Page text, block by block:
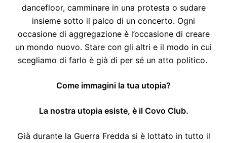
dancefloor, camminare in una protesta o sudare
insieme sotto il palco di un concerto. Ogni
occasione di aggregazione è l’occasione di creare
un mondo nuovo. Stare con gli altri e il modo in cui
scegliamo di farlo è già di per sé un atto politico.
Come immagini la tua utopia?
La nostra utopia esiste, è il Covo Club.
Già durante la Guerra Fredda si è lottato in tutto il